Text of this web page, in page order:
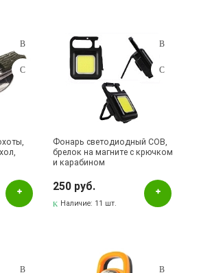
Фонарь светодиодный COB,
брелок на магните с крючком
и карабином
250 руб.
Наличие: 11 шт.